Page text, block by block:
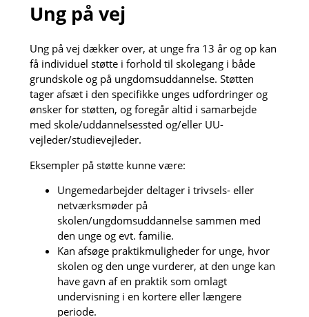
Ung på vej
Ung på vej dækker over, at unge fra 13 år og op kan
få individuel støtte i forhold til skolegang i både
grundskole og på ungdomsuddannelse. Støtten
tager afsæt i den specifikke unges udfordringer og
ønsker for støtten, og foregår altid i samarbejde
med skole/uddannelsessted og/eller UU-
vejleder/studievejleder.
Eksempler på støtte kunne være:
Ungemedarbejder deltager i trivsels- eller
netværksmøder på
skolen/ungdomsuddannelse sammen med
den unge og evt. familie.
Kan afsøge praktikmuligheder for unge, hvor
skolen og den unge vurderer, at den unge kan
have gavn af en praktik som omlagt
undervisning i en kortere eller længere
periode.